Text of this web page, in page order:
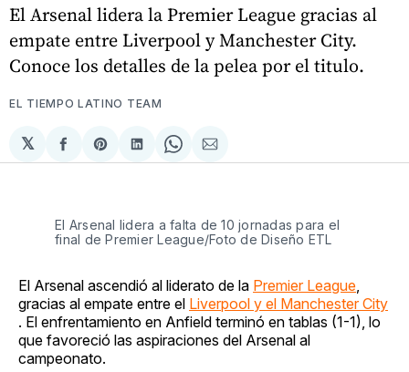
El Arsenal lidera la Premier League gracias al
empate entre Liverpool y Manchester City.
Conoce los detalles de la pelea por el titulo.
EL TIEMPO LATINO TEAM
𝕏
Compartir
en
Share
on
Compartir
en
Share
on
Compartir
via
El Arsenal lidera a falta de 10 jornadas para el
final de Premier League/Foto de Diseño ETL
El Arsenal ascendió al liderato de la Premier League
gracias al empate entre el Liverpool y el Manchester City
. El enfrentamiento en Anfield terminó en tablas (1-1), lo
que favoreció las aspiraciones del Arsenal al
campeonato.